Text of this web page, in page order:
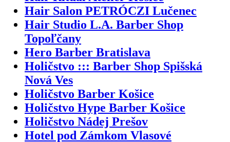
Hair Salon PETRÓCZI Lučenec
Hair Studio L.A. Barber Shop
Topoľčany
Hero Barber Bratislava
Holičstvo ::: Barber Shop Spišská
Nová Ves
Holičstvo Barber Košice
Holičstvo Hype Barber Košice
Holičstvo Nádej Prešov
Hotel pod Zámkom Vlasové